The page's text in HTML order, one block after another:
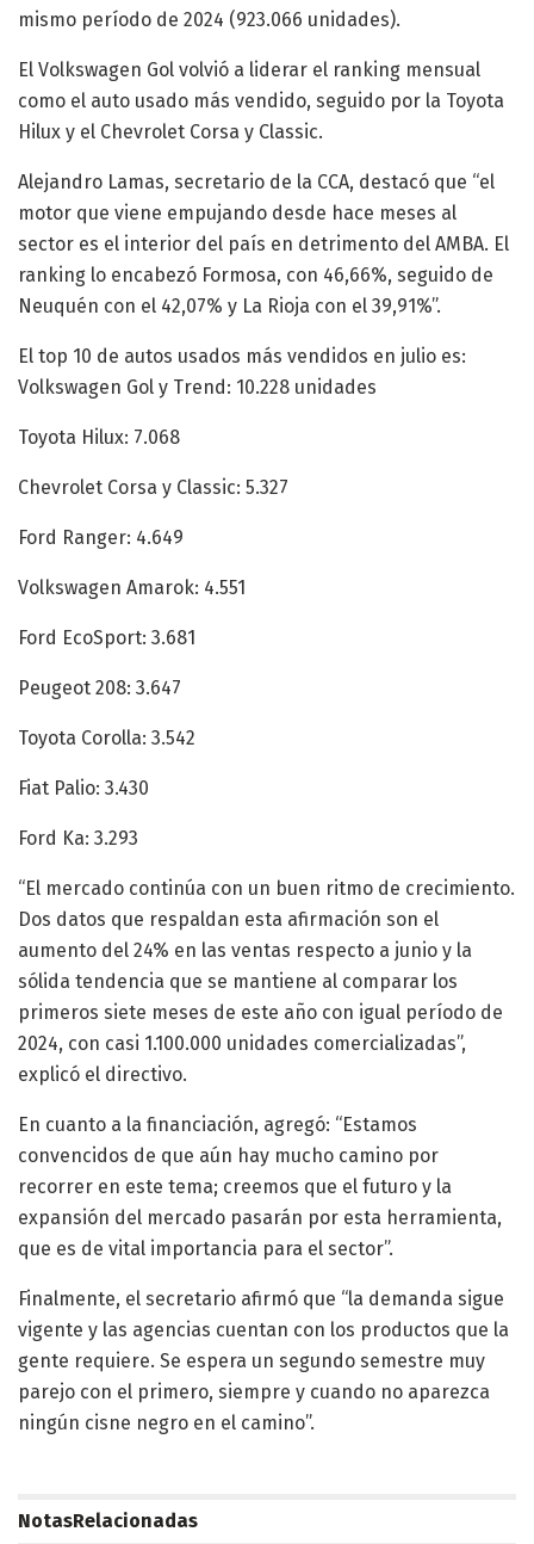
mismo período de 2024 (923.066 unidades).
El Volkswagen Gol volvió a liderar el ranking mensual
como el auto usado más vendido, seguido por la Toyota
Hilux y el Chevrolet Corsa y Classic.
Alejandro Lamas, secretario de la CCA, destacó que “el
motor que viene empujando desde hace meses al
sector es el interior del país en detrimento del AMBA. El
ranking lo encabezó Formosa, con 46,66%, seguido de
Neuquén con el 42,07% y La Rioja con el 39,91%”.
El top 10 de autos usados más vendidos en julio es:
Volkswagen Gol y Trend: 10.228 unidades
Toyota Hilux: 7.068
Chevrolet Corsa y Classic: 5.327
Ford Ranger: 4.649
Volkswagen Amarok: 4.551
Ford EcoSport: 3.681
Peugeot 208: 3.647
Toyota Corolla: 3.542
Fiat Palio: 3.430
Ford Ka: 3.293
“El mercado continúa con un buen ritmo de crecimiento.
Dos datos que respaldan esta afirmación son el
aumento del 24% en las ventas respecto a junio y la
sólida tendencia que se mantiene al comparar los
primeros siete meses de este año con igual período de
2024, con casi 1.100.000 unidades comercializadas”,
explicó el directivo.
En cuanto a la financiación, agregó: “Estamos
convencidos de que aún hay mucho camino por
recorrer en este tema; creemos que el futuro y la
expansión del mercado pasarán por esta herramienta,
que es de vital importancia para el sector”.
Finalmente, el secretario afirmó que “la demanda sigue
vigente y las agencias cuentan con los productos que la
gente requiere. Se espera un segundo semestre muy
parejo con el primero, siempre y cuando no aparezca
ningún cisne negro en el camino”.
NotasRelacionadas